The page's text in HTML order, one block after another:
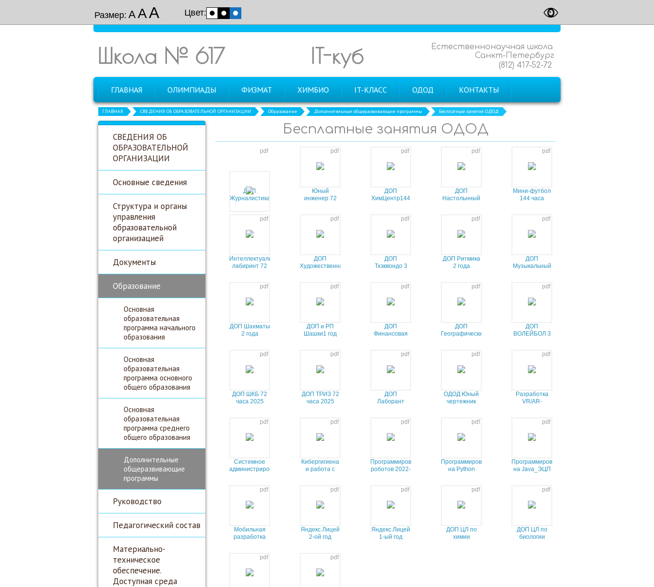
Размер: ААА Цвет:
Школа № 617
Естественнонаучная школа
Санкт-Петербург
(812) 417-52-72
IT-куб
ГЛАВНАЯ ОЛИМПИАДЫ ФИЗМАТ ХИМБИО IT-КЛАСС ОДОД КОНТАКТЫ
ГЛАВНАЯ СВЕДЕНИЯ ОБ ОБРАЗОВАТЕЛЬНОЙ ОРГАНИЗАЦИИ Образование Дополнительные общеразвивающие программы Бесплатные занятия ОДОД
СВЕДЕНИЯ ОБ
ОБРАЗОВАТЕЛЬНОЙ
ОРГАНИЗАЦИИ
Основные сведения
Структура и органы
управления
образовательной
организацией
Документы
Образование
Основная
образовательная
программа начального
образования
Основная
образовательная
программа основного
общего образования
Основная
образовательная
программа среднего
общего образования
Дополнительные
общеразвивающие
программы
Руководство
Педагогический состав
Материально-
техническое
обеспечение.
Доступная среда
Бесплатные занятия ОДОД
pdf
ДОП
Журналистика
pdf
Юный
инженер 72
pdf
ДОП
ХимЦентр144
pdf
ДОП
Настольнный
pdf
Мини-футбол
144 часа
pdf
Интеллектуальный
лабиринт 72
pdf
ДОП
Художественная
pdf
ДОП
Тхэквондо 3
pdf
ДОП Ритмика
2 года
pdf
ДОП
Музыкальный
pdf
ДОП Шахматы
2 года
pdf
ДОП и РП
Шашки1 год
pdf
ДОП
Финансовая
pdf
ДОП
Географический
pdf
ДОП
ВОЛЕЙБОЛ 3
pdf
ДОП ШКБ 72
часа 2025
pdf
ДОП ТРИЗ 72
часа 2025
pdf
ДОП
Лаборант
pdf
ОДОД Юный
чертежник
pdf
Разработка
VR/AR-
pdf
Системное
администрирование
pdf
Кибергигиена
и работа с
pdf
Программирование
роботов 2022-
pdf
Программирование
на Python
pdf
Программирование
на Java_ЭЦП
pdf
Мобильная
разработка
pdf
Яндекс.Лицей
2-ой год
pdf
Яндекс.Лицей
1-ый год
pdf
ДОП ЦЛ по
химии
pdf
ДОП ЦЛ по
биологии
pdf pdf